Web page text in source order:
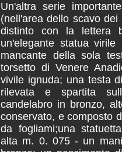
Un'altra serie
(nell'area dello scavo
distinto con la lettera
un'elegante statua
mancante della sola
torsetto di Venere
vivile ignuda; una testa
rilevata e spartita
candelabro in bronzo,
conservato, e composto
da fogliami;una
alta m. 0. 075 - un